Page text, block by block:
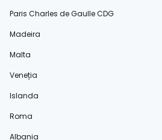
Paris Charles de Gaulle CDG
Madeira
Malta
Veneția
Islanda
Roma
Albania